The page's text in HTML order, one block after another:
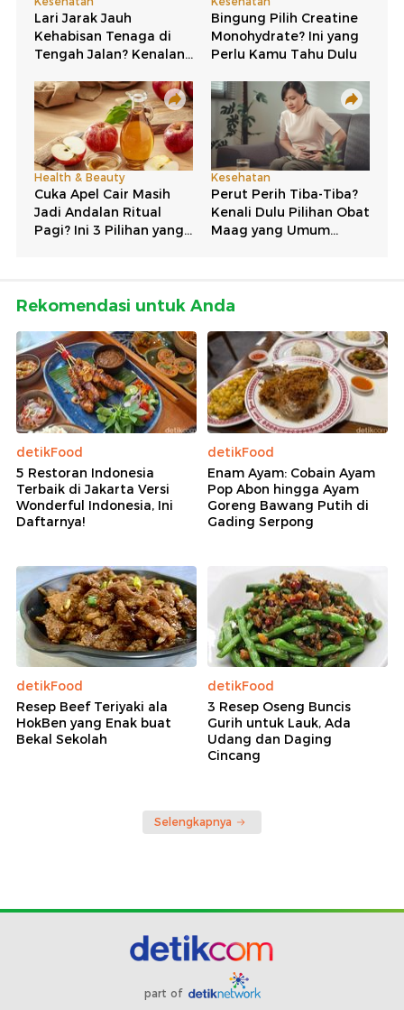
Rekomendasi untuk Anda
detikFood
5 Restoran Indonesia
Terbaik di Jakarta Versi
Wonderful Indonesia, Ini
Daftarnya!
detikFood
Enam Ayam: Cobain Ayam
Pop Abon hingga Ayam
Goreng Bawang Putih di
Gading Serpong
detikFood
Resep Beef Teriyaki ala
HokBen yang Enak buat
Bekal Sekolah
detikFood
3 Resep Oseng Buncis
Gurih untuk Lauk, Ada
Udang dan Daging
Cincang
Selengkapnya
part of